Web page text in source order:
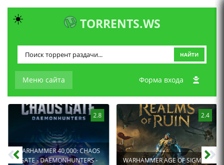
TORRENTS.WS
Меню сайта
НАЙТИ
Форма входа
2.8
WARHAMMER 40,000: CHAOS
GATE - DAEMONHUNTERS -
2.4
WARHAMMER AGE OF SIGMAR:
☀️